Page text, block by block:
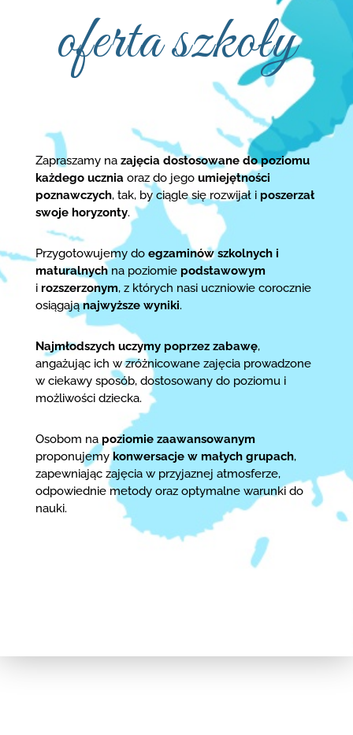
oferta szkoły
Zapraszamy nazajęcia dostosowane do poziomu
każdego ucznia oraz do jego umiejętności
poznawczych, tak, by ciągle się rozwijał i poszerzał
swoje horyzonty.
Przygotowujemy do egzaminów szkolnych i
maturalnychna poziomie podstawowym
i rozszerzonym, z których nasi uczniowie corocznie
osiągająnajwyższe wyniki.
Najmłodszych uczymy poprzez zabawę,
angażując ich w zróżnicowane zajęcia prowadzone
w ciekawy sposób, dostosowany do poziomu i
możliwości dziecka.
Osobom na poziomie zaawansowanym
proponujemykonwersacje w małych grupach,
zapewniając zajęcia w przyjaznej atmosferze,
odpowiednie metody oraz optymalne warunki do
nauki.